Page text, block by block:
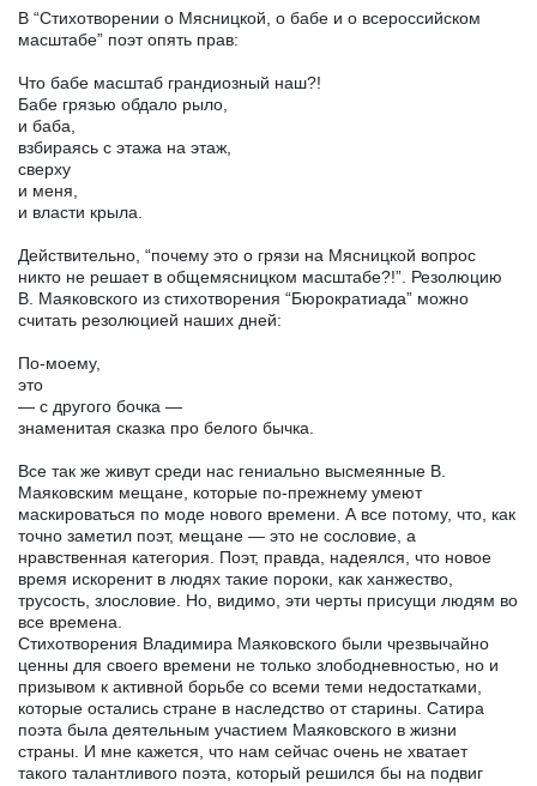
В “Стихотворении о Мясницкой, о бабе и о всероссийском
масштабе” поэт опять прав:
Что бабе масштаб грандиозный наш?!
Бабе грязью обдало рыло,
и баба,
взбираясь с этажа на этаж,
сверху
и меня,
и власти крыла.
Действительно, “почему это о грязи на Мясницкой вопрос
никто не решает в общемясницком масштабе?!”. Резолюцию
В. Маяковского из стихотворения “Бюрократиада” можно
считать резолюцией наших дней:
По-моему,
это
— с другого бочка —
знаменитая сказка про белого бычка.
Все так же живут среди нас гениально высмеянные В.
Маяковским мещане, которые по-прежнему умеют
маскироваться по моде нового времени. А все потому, что, как
точно заметил поэт, мещане — это не сословие, а
нравственная категория. Поэт, правда, надеялся, что новое
время искоренит в людях такие пороки, как ханжество,
трусость, злословие. Но, видимо, эти черты присущи людям во
все времена.
Стихотворения Владимира Маяковского были чрезвычайно
ценны для своего времени не только злободневностью, но и
призывом к активной борьбе со всеми теми недостатками,
которые остались стране в наследство от старины. Сатира
поэта была деятельным участием Маяковского в жизни
страны. И мне кажется, что нам сейчас очень не хватает
такого талантливого поэта, который решился бы на подвиг